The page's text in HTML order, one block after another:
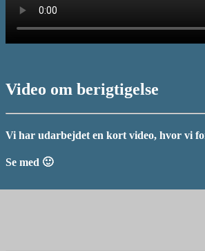
Video om berigtigelse
Vi har udarbejdet en kort video, hvor vi
Se med 🙂